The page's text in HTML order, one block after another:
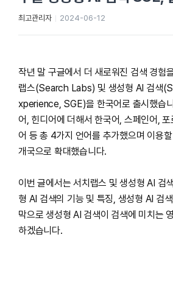
최고관리자 2024-06-12
작년 말 구글에서 더 새로워진 검색 경험
랩스(Search Labs) 및 생성형 AI 검색
xperience, SGE)을 한국어로 출시했습
어, 힌디어에 더해서 한국어, 스페인어,
어 등 총 4가지 언어를 추가했으며 이용
개국으로 확대했습니다.
이번 글에서는 서치랩스 및 생성형 AI 검
형 AI 검색의 기능 및 특징, 생성형 AI 검
막으로 생성형 AI 검색이 검색에 미치는
하겠습니다.